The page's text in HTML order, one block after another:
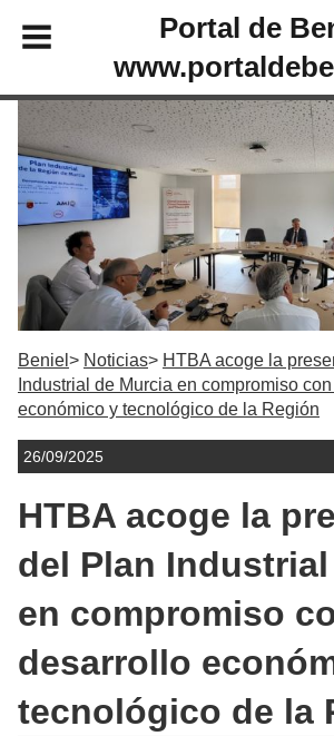
Portal de
Beniel Noticias
HTBA acoge la
Industrial de Murcia en compromiso
económico y tecnológico de la Región
26/09/2025
HTBA acoge la
del Plan
en compromiso
desarrollo
tecnológico de la